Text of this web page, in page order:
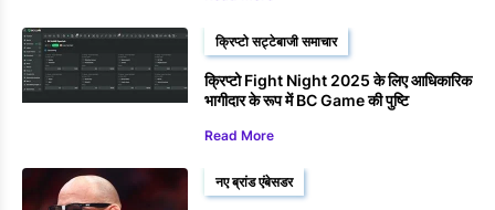
क्रिप्टो सट्टेबाजी समाचार
क्रिप्टो Fight Night 2025 के लिए आधिकारिक
भागीदार के रूप में BC Game की पुष्टि
Read More
नए ब्रांड एंबेसडर